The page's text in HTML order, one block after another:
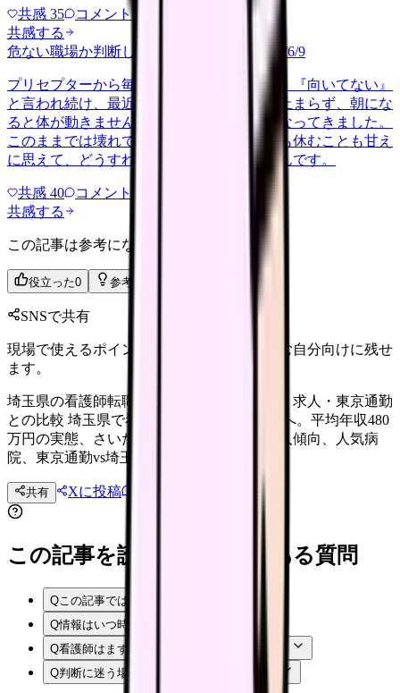
共感 35 コメント
共感する
危ない職場か判断してほしい
2026/6/9
プリセプターから毎日のように『辞めれば』『向いてない』
と言われ続け、最近は職場が近づくと涙が止まらず、朝にな
ると体が動きません。食事も喉を通らなくなってきました。
このままでは壊れてしまう気がします。でも休むことも甘え
に思えて、どうすればいいのか分からないんです。
共感 40 コメント
共感する
この記事は参考になりましたか？
役立った0 参考になった
SNSで共有
現場で使えるポイントを、同僚やあとで読む自分向けに残せ
ます。
埼玉県の看護師転職ガイド【2026年】年収・求人・東京通勤
との比較 埼玉県で看護師転職を検討中の方へ。平均年収480
万円の実態、さいたま市・川越・所沢の求人傾向、人気病
院、東京通勤vs埼玉勤務の比較を徹底解説。
共有 Xに投稿
この記事を読む前後によくある質問
Qこの記事では何を確認できますか？
Q情報はいつ時点のものですか？
Q看護師はまず何から確認すればよいですか？
Q判断に迷う場合はどうすればよいですか？